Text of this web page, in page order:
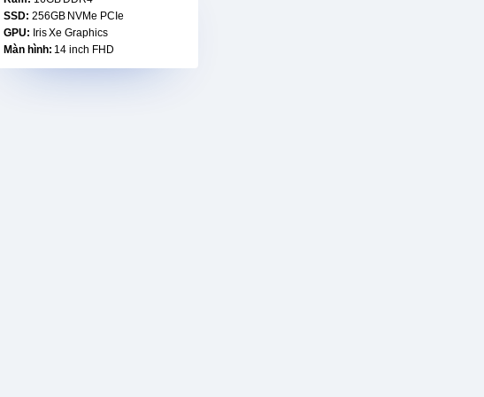
SSD: 256GB NVMe PCIe
GPU: Iris Xe Graphics
Màn hình: 14 inch FHD